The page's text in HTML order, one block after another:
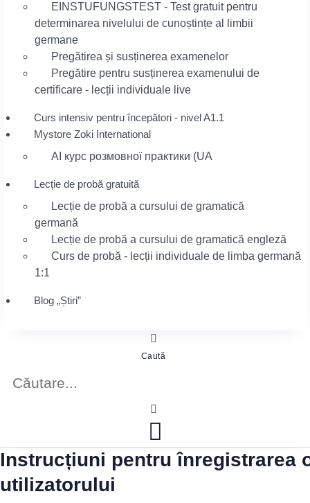
EINSTUFUNGSTEST - Test gratuit pentru
determinarea nivelului de cunoștințe al limbii
germane
Pregătirea și susținerea examenelor
Pregătire pentru susținerea examenului de
certificare - lecții individuale live
Curs intensiv pentru începători - nivel A1.1
Mystore Zoki International
AI курс розмовної практики (UA
Lecție de probă gratuită
Lecție de probă a cursului de gramatică
germană
Lecție de probă a cursului de gramatică engleză
Curs de probă - lecții individuale de limba germană
1:1
Blog „Știri”
Caută
Instrucțiuni pentru înregistrarea
utilizatorului